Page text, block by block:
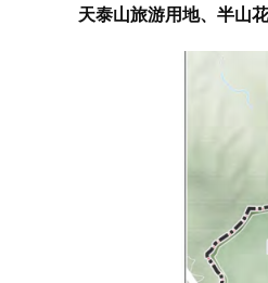
天泰山旅游用地、半山